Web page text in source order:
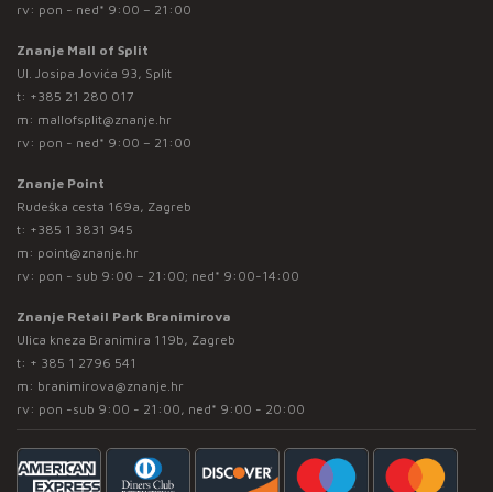
rv: pon - ned* 9:00 – 21:00
Znanje Mall of Split
Ul. Josipa Jovića 93, Split
t: +385 21 280 017
m: mallofsplit@znanje.hr
rv: pon - ned* 9:00 – 21:00
Znanje Point
Rudeška cesta 169a, Zagreb
t: +385 1 3831 945
m: point@znanje.hr
rv: pon - sub 9:00 – 21:00; ned* 9:00-14:00
Znanje Retail Park Branimirova
Ulica kneza Branimira 119b, Zagreb
t: + 385 1 2796 541
m: branimirova@znanje.hr
rv: pon -sub 9:00 - 21:00, ned* 9:00 - 20:00